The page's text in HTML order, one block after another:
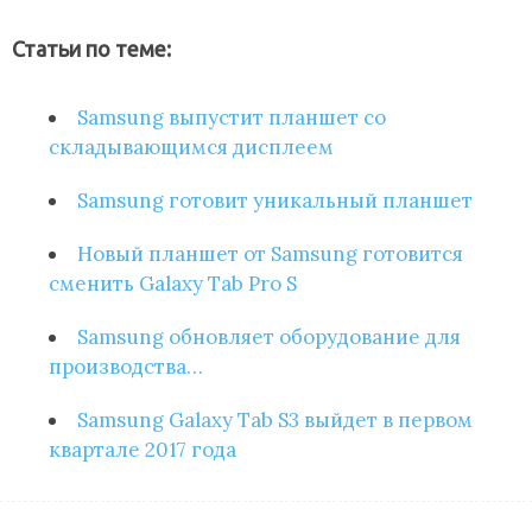
Статьи по теме:
Samsung выпустит планшет со
складывающимся дисплеем
Samsung готовит уникальный планшет
Новый планшет от Samsung готовится
сменить Galaxy Tab Pro S
Samsung обновляет оборудование для
производства…
Samsung Galaxy Tab S3 выйдет в первом
квартале 2017 года